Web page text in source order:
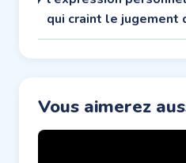
qui craint le jugement
Vous aimerez